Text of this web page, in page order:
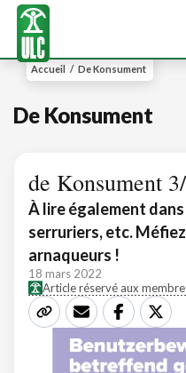
Accueil / De Konsument
De Konsument
de Konsument
À lire également
serruriers, etc.
arnaqueurs !
18 mars 2022
Article réservé aux